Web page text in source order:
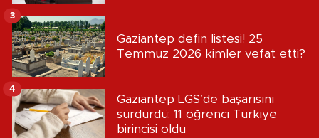
Gaziantep defin listesi! 25
Temmuz 2026 kimler vefat etti?
3
Gaziantep LGS’de başarısını
sürdürdü: 11 öğrenci Türkiye
birincisi oldu
4